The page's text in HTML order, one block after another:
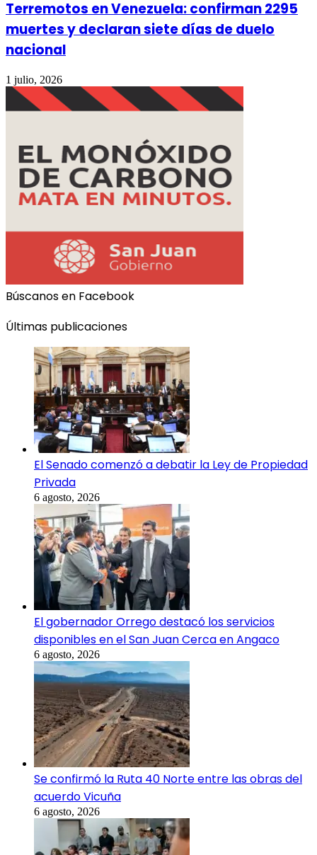
Terremotos en Venezuela: confirman 2295
muertes y declaran siete días de duelo
nacional
1 julio, 2026
Búscanos en Facebook
Últimas publicaciones
El Senado comenzó a debatir la Ley de Propiedad
Privada
6 agosto, 2026
El gobernador Orrego destacó los servicios
disponibles en el San Juan Cerca en Angaco
6 agosto, 2026
Se confirmó la Ruta 40 Norte entre las obras del
acuerdo Vicuña
6 agosto, 2026